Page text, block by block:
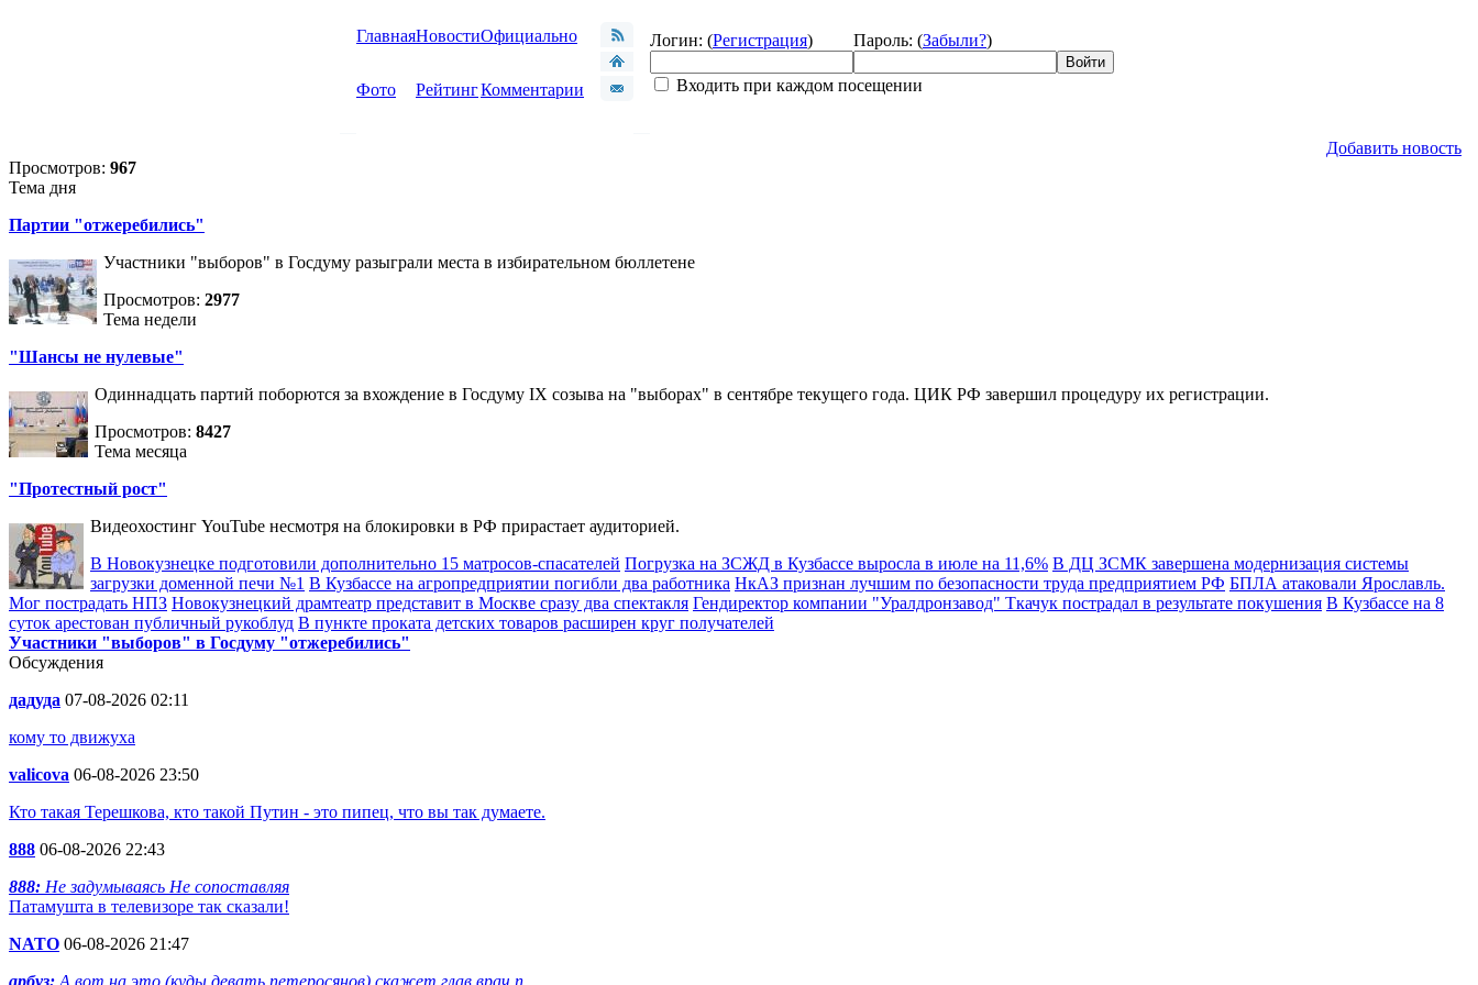
ГлавнаяНовостиОфициально
Фото РейтингКомментарии
Логин: (Регистрация) Пароль: (Забыли?)
Входить при каждом посещении
Добавить новость
Просмотров: 967
Тема дня
Партии "отжеребились"
Участники "выборов" в Госдуму разыграли места в избирательном бюллетене
Просмотров: 2977
Тема недели
"Шансы не нулевые"
Одиннадцать партий поборются за вхождение в Госдуму IX созыва на "выборах" в сентябре текущего года. ЦИК РФ завершил процедуру их регистрации.
Просмотров: 8427
Тема месяца
"Протестный рост"
Видеохостинг YouTube несмотря на блокировки в РФ прирастает аудиторией.
В Новокузнецке подготовили дополнительно 15 матросов-спасателей Погрузка на ЗСЖД в Кузбассе выросла в июле на 11,6% В ДЦ ЗСМК завершена модернизация системы
загрузки доменной печи №1 В Кузбассе на агропредприятии погибли два работника НкАЗ признан лучшим по безопасности труда предприятием РФ БПЛА атаковали Ярославль.
Мог пострадать НПЗ Новокузнецкий драмтеатр представит в Москве сразу два спектакля Гендиректор компании "Уралдронзавод" Ткачук пострадал в результате покушения В Кузбассе на 8
суток арестован публичный рукоблуд В пункте проката детских товаров расширен круг получателей
Участники "выборов" в Госдуму "отжеребились"
Обсуждения
дадуда 07-08-2026 02:11
кому то движуха
valicova 06-08-2026 23:50
Кто такая Терешкова, кто такой Путин - это пипец, что вы так думаете.
888 06-08-2026 22:43
888: Не задумываясь Не сопоставляя
Патамушта в телевизоре так сказали!
NATO 06-08-2026 21:47
арбуз: А вот на это (куды девать петеросянов) скажет глав.врач п...